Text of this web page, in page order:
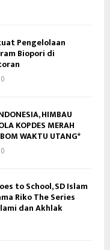
Pengelolaan
Biopori di
0
HIMBAU
KOPDES MERAH
WAKTU UTANG*
0
to School, SD Islam
Riko The Series
dan Akhlak